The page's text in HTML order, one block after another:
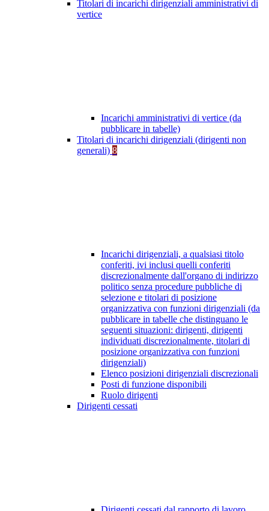
Titolari di incarichi dirigenziali amministrativi di
vertice
Incarichi amministrativi di vertice (da
pubblicare in tabelle)
Titolari di incarichi dirigenziali (dirigenti non
generali) 8
Incarichi dirigenziali, a qualsiasi titolo
conferiti, ivi inclusi quelli conferiti
discrezionalmente dall'organo di indirizzo
politico senza procedure pubbliche di
selezione e titolari di posizione
organizzativa con funzioni dirigenziali (da
pubblicare in tabelle che distinguano le
seguenti situazioni: dirigenti, dirigenti
individuati discrezionalmente, titolari di
posizione organizzativa con funzioni
dirigenziali)
Elenco posizioni dirigenziali discrezionali
Posti di funzione disponibili
Ruolo dirigenti
Dirigenti cessati